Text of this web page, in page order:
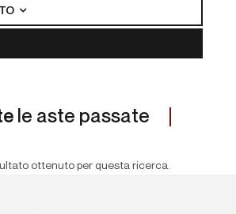
le aste passate
ottenuto per questa ricerca.